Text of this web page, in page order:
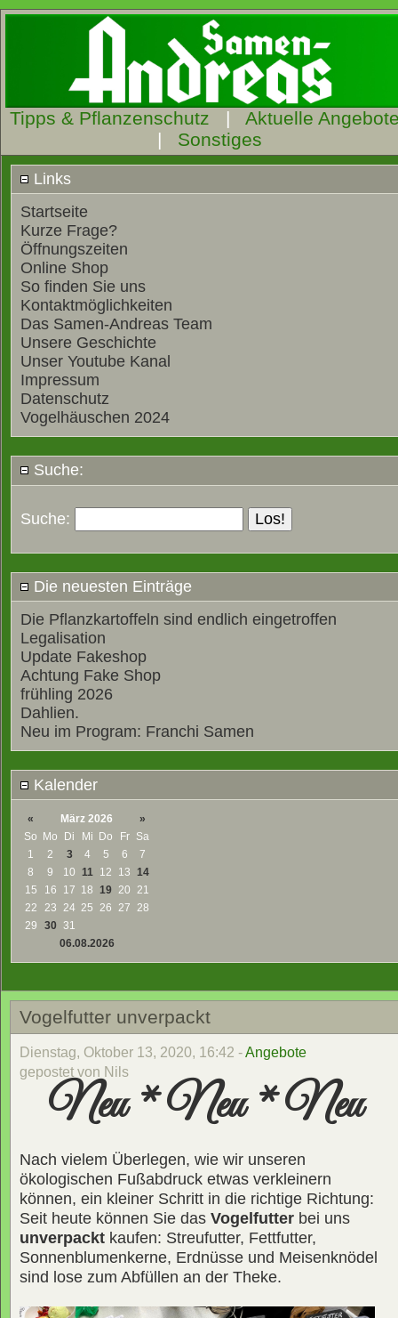
Tipps & Pflanzenschutz | Aktuelle
| Sonstiges
Links
Startseite
Kurze Frage?
Öffnungszeiten
Online Shop
So finden Sie uns
Kontaktmöglichkeiten
Das Samen-Andreas Team
Unsere Geschichte
Unser Youtube Kanal
Impressum
Datenschutz
Vogelhäuschen 2024
Suche:
Suche:
Die neuesten Einträge
Die Pflanzkartoffeln sind endlich eingetroffen
Legalisation
Update Fakeshop
Achtung Fake Shop
frühling 2026
Dahlien.
Neu im Program: Franchi Samen
Kalender
« März 2026
»
So Mo Di Mi Do Fr
Sa
1
2 3 4 5 6
7
8
9 10 11 12 13 14
15
16 17 18 19 20 21
22
23 24 25 26 27 28
29
30 31
06.08.2026
Vogelfutter unverpackt
Dienstag, Oktober 13, 2020, 16:42 -Angebote
gepostet von Nils
Neu * Neu * Neu
Nach vielem Überlegen, wie wir unseren
ökologischen Fußabdruck etwas verkleinern
können, ein kleiner Schritt in die richtige Richtung:
Seit heute können Sie das Vogelfutter bei uns
unverpackt kaufen: Streufutter, Fettfutter,
Sonnenblumenkerne, Erdnüsse und Meisenknödel
sind lose zum Abfüllen an der Theke.